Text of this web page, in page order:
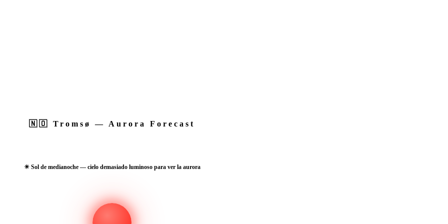
🇳🇴 Tromsø — Aurora Forecast
☀ Sol de medianoche — cielo demasiado luminoso para ver la aurora